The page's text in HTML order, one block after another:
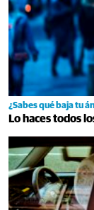
¿Sabes qué baja tu
Lo haces todos